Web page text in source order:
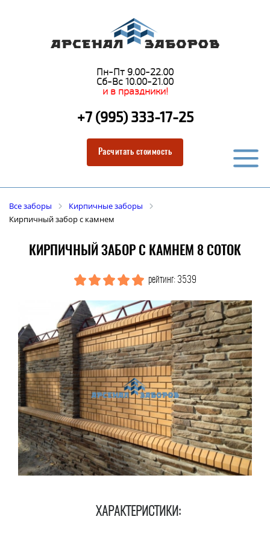
Пн-Пт 9.00-22.00
Сб-Вс 10.00-21.00
и в праздники!
+7 (995) 333-17-25
Расчитать стоимость
Все заборы
Кирпичные заборы
Кирпичный забор с камнем
КИРПИЧНЫЙ ЗАБОР С КАМНЕМ 8 СОТОК
рейтинг: 3539
ХАРАКТЕРИСТИКИ: